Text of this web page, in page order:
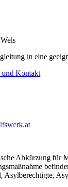
in eine
und Kontakt
Abkürzung für
Asylberechtigte,